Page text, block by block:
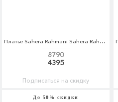
Платье Sahera Rahmani Sahera Rahmani MP002XW1AR2N
8790
4395
Подписаться на скидку
До 50% скидки